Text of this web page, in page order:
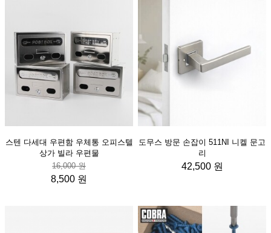
스텐 다세대 우편함 우체통 오피스텔
상가 빌라 우편물
16,000 원
8,500 원
도무스 방문 손잡이 511NI 니켈 문고
리
42,500 원